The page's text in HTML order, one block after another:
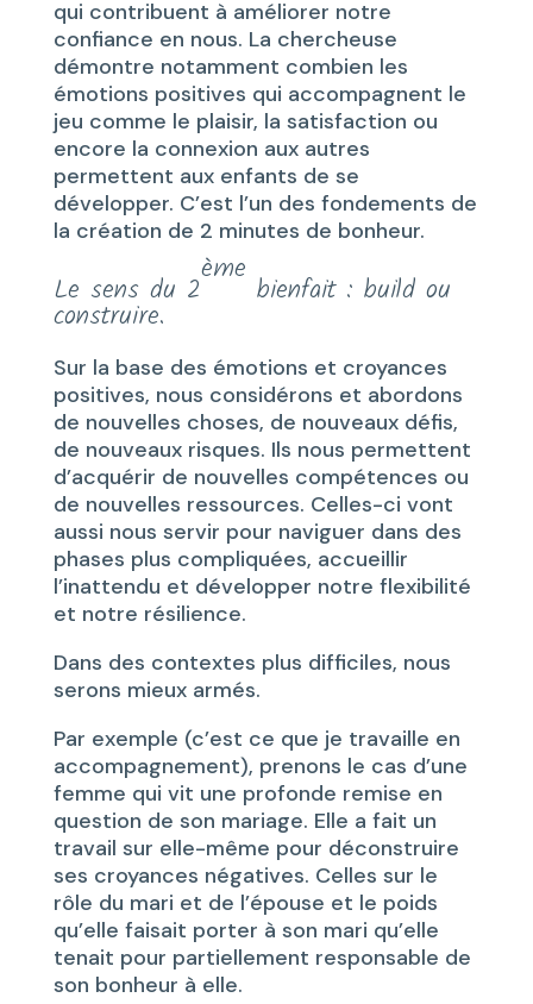
qui contribuent à améliorer notre
confiance en nous. La chercheuse
démontre notamment combien les
émotions positives qui accompagnent le
jeu comme le plaisir, la satisfaction ou
encore la connexion aux autres
permettent aux enfants de se
développer. C’est l’un des fondements de
la création de 2 minutes de bonheur.
Le sens du 2
ème
bienfait : build ou
construire.
Sur la base des émotions et croyances
positives, nous considérons et abordons
de nouvelles choses, de nouveaux défis,
de nouveaux risques. Ils nous permettent
d’acquérir de nouvelles compétences ou
de nouvelles ressources. Celles-ci vont
aussi nous servir pour naviguer dans des
phases plus compliquées, accueillir
l’inattendu et développer notre flexibilité
et notre résilience.
Dans des contextes plus difficiles, nous
serons mieux armés.
Par exemple (c’est ce que je travaille en
accompagnement), prenons le cas d’une
femme qui vit une profonde remise en
question de son mariage. Elle a fait un
travail sur elle-même pour déconstruire
ses croyances négatives. Celles sur le
rôle du mari et de l’épouse et le poids
qu’elle faisait porter à son mari qu’elle
tenait pour partiellement responsable de
son bonheur à elle.